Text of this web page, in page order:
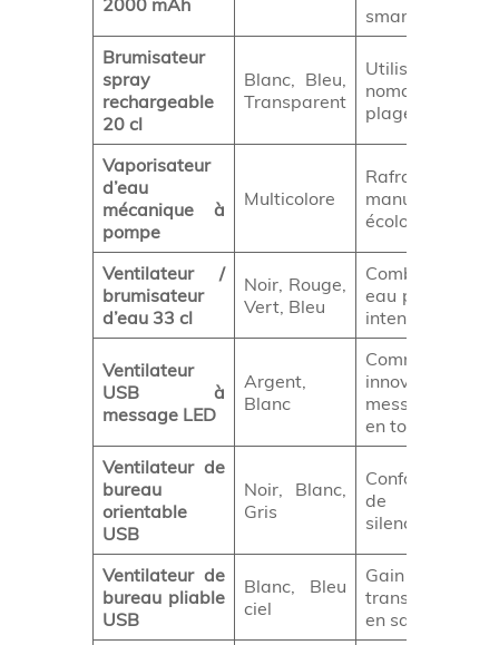
smartphone
Brumisateur
spray
rechargeable
20 cl
Blanc, Bleu,
Transparent
Utilisation
nomade, sport
plage
Vaporisateur
d’eau
mécanique à
pompe
Multicolore
manuel sans
écologique
Ventilateur /
brumisateur
d’eau 33 cl
Noir, Rouge,
Vert, Bleu
Combiné air
eau pour un
intense
Ventilateur
USB à
message LED
Argent,
Blanc
Communication
innovante
message
en tournant)
Ventilateur de
bureau
orientable
USB
Noir, Blanc,
Gris
Confort au
de
silencieux
Ventilateur de
bureau pliable
USB
Blanc, Bleu
ciel
Gain de
transport
en sacoche